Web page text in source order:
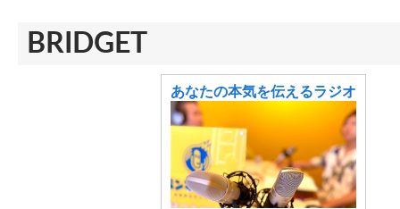
BRIDGET
あなたの本気を伝えるラジオ